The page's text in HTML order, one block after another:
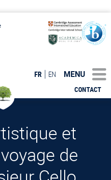
CONTACT
FR EN MENU
de